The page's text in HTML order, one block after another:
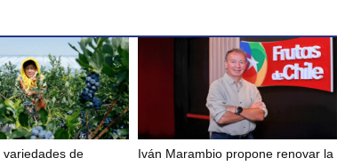
variedades de
Iván Marambio propone renovar la